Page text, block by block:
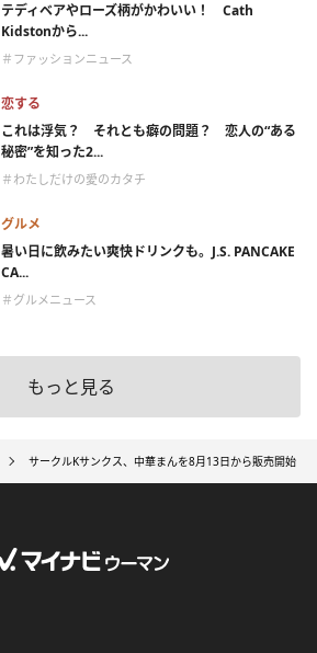
テディベアやローズ柄がかわいい！ Cath
Kidstonから...
＃ファッションニュース
恋する
これは浮気？ それとも癖の問題？ 恋人の“ある
秘密”を知った2...
＃わたしだけの愛のカタチ
グルメ
暑い日に飲みたい爽快ドリンクも。J.S. PANCAKE
CA...
＃グルメニュース
もっと見る
サークルKサンクス、中華まんを8月13日から販売開始